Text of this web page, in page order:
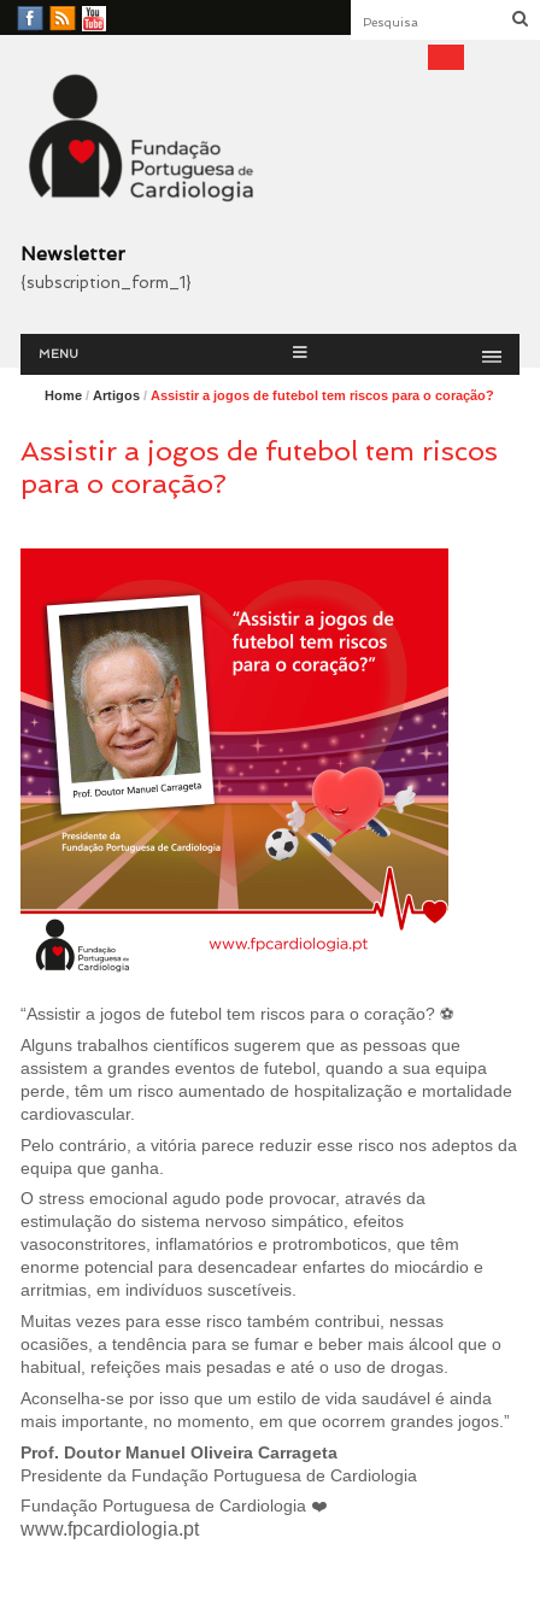
Facebook
RSS
YouTube
Fundação Portuguesa
Cardiologia
Newsletter
{subscription_form_1}
Menu
MENU
Home/ Artigos/ Assistir a jogos de futebol tem riscos para o coração?
Assistir a jogos de futebol tem riscos
para o coração?
“Assistir a jogos de futebol tem riscos para o coração? ⚽
Alguns trabalhos científicos sugerem que as pessoas que
assistem a grandes eventos de futebol, quando a sua equipa
perde, têm um risco aumentado de hospitalização e mortalidade
cardiovascular.
Pelo contrário, a vitória parece reduzir esse risco nos adeptos da
equipa que ganha.
O stress emocional agudo pode provocar, através da
estimulação do sistema nervoso simpático, efeitos
vasoconstritores, inflamatórios e protromboticos, que têm
enorme potencial para desencadear enfartes do miocárdio e
arritmias, em indivíduos suscetíveis.
Muitas vezes para esse risco também contribui, nessas
ocasiões, a tendência para se fumar e beber mais álcool que o
habitual, refeições mais pesadas e até o uso de drogas.
Aconselha-se por isso que um estilo de vida saudável é ainda
mais importante, no momento, em que ocorrem grandes jogos.”
Prof. Doutor Manuel Oliveira Carrageta
Presidente da Fundação Portuguesa de Cardiologia
Fundação Portuguesa de Cardiologia ❤️
www.fpcardiologia.pt